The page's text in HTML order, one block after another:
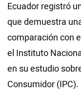
NEWSLETTERS
Ecuador registró
que demuestra
comparación con
el Instituto
en su estudio
Consumidor (IPC).